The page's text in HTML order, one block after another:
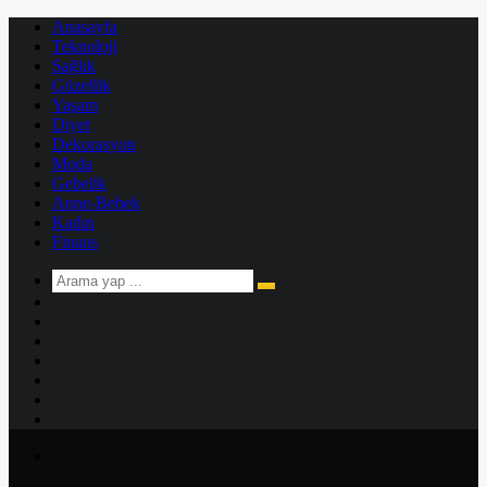
Anasayfa
Teknoloji
Sağlık
Güzellik
Yaşam
Diyet
Dekorasyon
Moda
Gebelik
Anne-Bebek
Kadın
Finans
Arama